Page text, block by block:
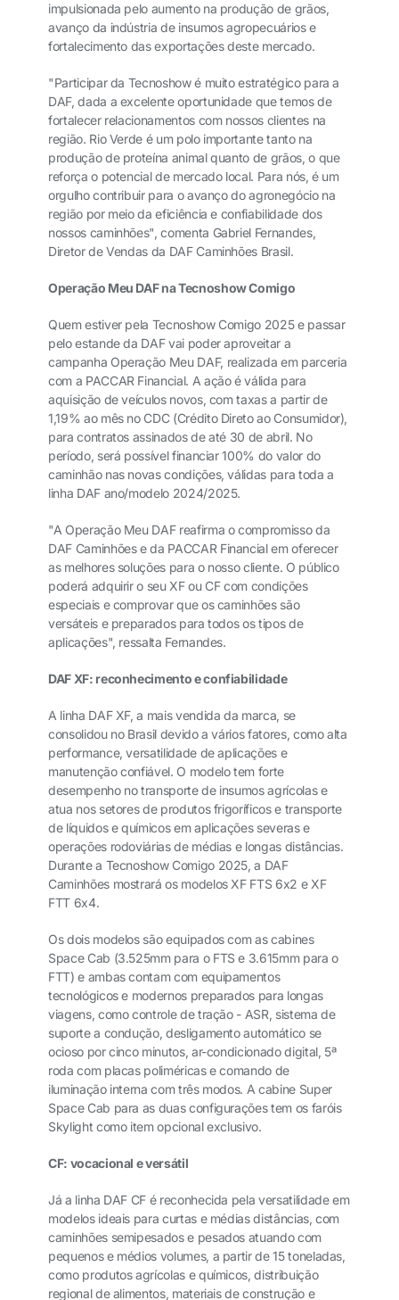
impulsionada pelo aumento na produção de grãos,
avanço da indústria de insumos agropecuários e
fortalecimento das exportações deste mercado.
"Participar da Tecnoshow é muito estratégico para a
DAF, dada a excelente oportunidade que temos de
fortalecer relacionamentos com nossos clientes na
região. Rio Verde é um polo importante tanto na
produção de proteína animal quanto de grãos, o que
reforça o potencial de mercado local. Para nós, é um
orgulho contribuir para o avanço do agronegócio na
região por meio da eficiência e confiabilidade dos
nossos caminhões", comenta Gabriel Fernandes,
Diretor de Vendas da DAF Caminhões Brasil.
Operação Meu DAF na Tecnoshow Comigo
Quem estiver pela Tecnoshow Comigo 2025 e passar
pelo estande da DAF vai poder aproveitar a
campanha Operação Meu DAF, realizada em parceria
com a PACCAR Financial. A ação é válida para
aquisição de veículos novos, com taxas a partir de
1,19% ao mês no CDC (Crédito Direto ao Consumidor),
para contratos assinados de até 30 de abril. No
período, será possível financiar 100% do valor do
caminhão nas novas condições, válidas para toda a
linha DAF ano/modelo 2024/2025.
"A Operação Meu DAF reafirma o compromisso da
DAF Caminhões e da PACCAR Financial em oferecer
as melhores soluções para o nosso cliente. O público
poderá adquirir o seu XF ou CF com condições
especiais e comprovar que os caminhões são
versáteis e preparados para todos os tipos de
aplicações", ressalta Fernandes.
DAF XF: reconhecimento e confiabilidade
A linha DAF XF, a mais vendida da marca, se
consolidou no Brasil devido a vários fatores, como alta
performance, versatilidade de aplicações e
manutenção confiável. O modelo tem forte
desempenho no transporte de insumos agrícolas e
atua nos setores de produtos frigoríficos e transporte
de líquidos e químicos em aplicações severas e
operações rodoviárias de médias e longas distâncias.
Durante a Tecnoshow Comigo 2025, a DAF
Caminhões mostrará os modelos XF FTS 6x2 e XF
FTT 6x4.
Os dois modelos são equipados com as cabines
Space Cab (3.525mm para o FTS e 3.615mm para o
FTT) e ambas contam com equipamentos
tecnológicos e modernos preparados para longas
viagens, como controle de tração - ASR, sistema de
suporte a condução, desligamento automático se
ocioso por cinco minutos, ar-condicionado digital, 5ª
roda com placas poliméricas e comando de
iluminação interna com três modos. A cabine Super
Space Cab para as duas configurações tem os faróis
Skylight como item opcional exclusivo.
CF: vocacional e versátil
Já a linha DAF CF é reconhecida pela versatilidade em
modelos ideais para curtas e médias distâncias, com
caminhões semipesados e pesados atuando com
pequenos e médios volumes, a partir de 15 toneladas,
como produtos agrícolas e químicos, distribuição
regional de alimentos, materiais de construção e